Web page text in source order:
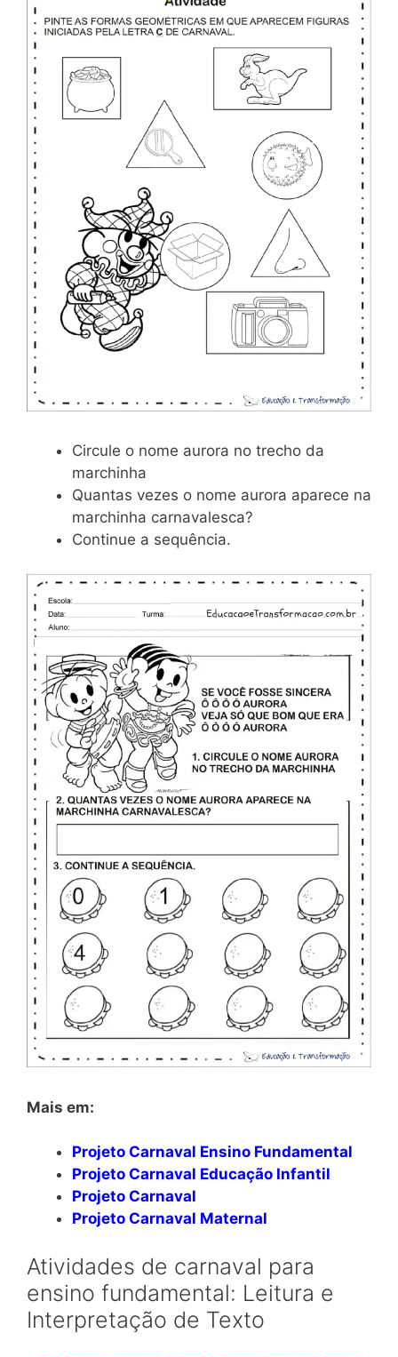
Circule o nome aurora no trecho da
marchinha
Quantas vezes o nome aurora aparece na
marchinha carnavalesca?
Continue a sequência.
Mais em:
Projeto Carnaval Ensino Fundamental
Projeto Carnaval Educação Infantil
Projeto Carnaval
Projeto Carnaval Maternal
Atividades de carnaval para
ensino fundamental: Leitura e
Interpretação de Texto